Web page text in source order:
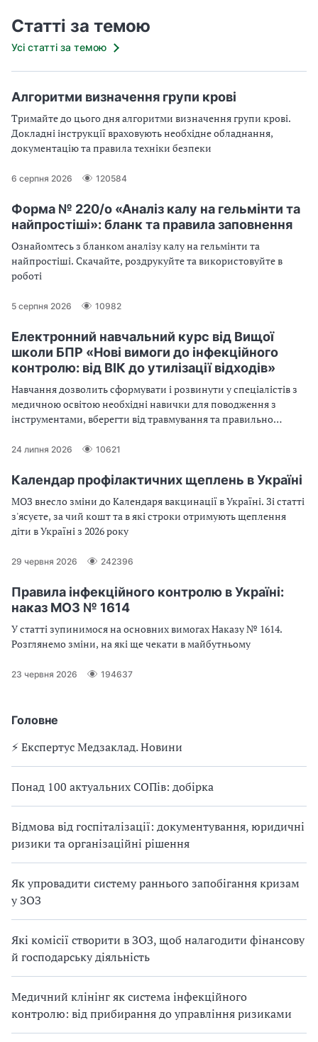
Головне
⚡️ Експертус Медзаклад. Новини
Понад 100 актуальних СОПів: добірка
Відмова від госпіталізації: документування, юридичні
ризики та організаційні рішення
Як упровадити систему раннього запобігання кризам
у ЗОЗ
Які комісії створити в ЗОЗ, щоб налагодити фінансову
й господарську діяльність
Медичний клінінг як система інфекційного
контролю: від прибирання до управління ризиками
Статті за темою
Усі статті за темою
Алгоритми визначення групи крові
Тримайте до цього дня алгоритми визначення групи крові.
Докладні інструкції враховують необхідне обладнання,
документацію та правила техніки безпеки
6 серпня 2026 120584
Форма № 220/о «Аналіз калу на гельмінти та
найпростіші»: бланк та правила заповнення
Ознайомтесь з бланком аналізу калу на гельмінти та
найпростіші. Скачайте, роздрукуйте та використовуйте в
роботі
5 серпня 2026 10982
Електронний навчальний курс від Вищої
школи БПР «Нові вимоги до інфекційного
контролю: від ВІК до утилізації відходів»
Навчання дозволить сформувати і розвинути у спеціалістів з
медичною освітою необхідні навички для поводження з
інструментами, вберегти від травмування та правильно
24 липня 2026 10621
Календар профілактичних щеплень в Україні
МОЗ внесло зміни до Календаря вакцинації в Україні. Зі статті
з'ясуєте, за чий кошт та в які строки отримують щеплення
діти в Україні з 2026 року
29 червня 2026 242396
Правила інфекційного контролю в Україні:
наказ МОЗ № 1614
У статті зупинимося на основних вимогах Наказу № 1614.
Розглянемо зміни, на які ще чекати в майбутньому
23 червня 2026 194637